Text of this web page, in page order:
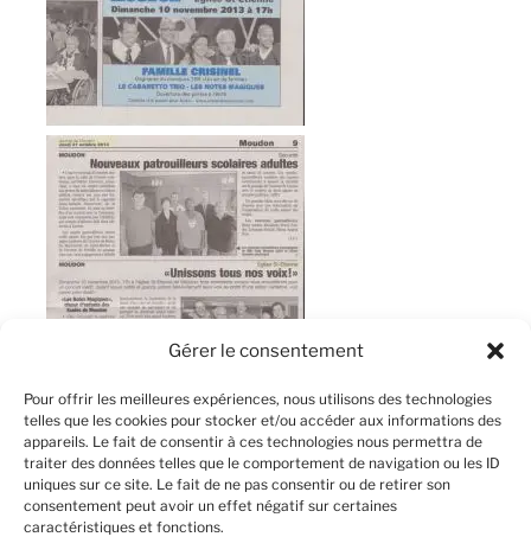
Gérer le consentement
Pour offrir les meilleures expériences, nous utilisons des technologies
telles que les cookies pour stocker et/ou accéder aux informations des
appareils. Le fait de consentir à ces technologies nous permettra de
traiter des données telles que le comportement de navigation ou les ID
uniques sur ce site. Le fait de ne pas consentir ou de retirer son
consentement peut avoir un effet négatif sur certaines
caractéristiques et fonctions.